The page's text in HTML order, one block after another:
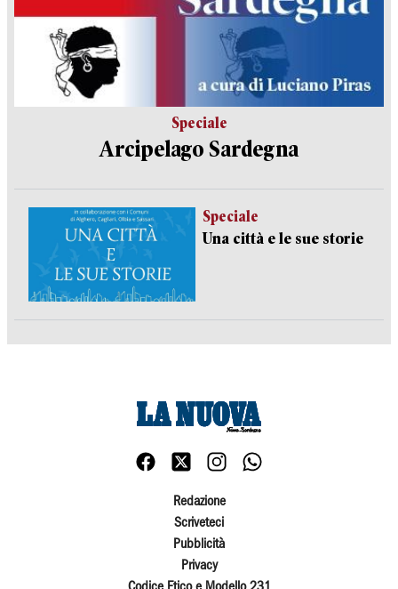
Speciale
Arcipelago Sardegna
Speciale
Una città e le sue storie
Redazione
Scriveteci
Pubblicità
Privacy